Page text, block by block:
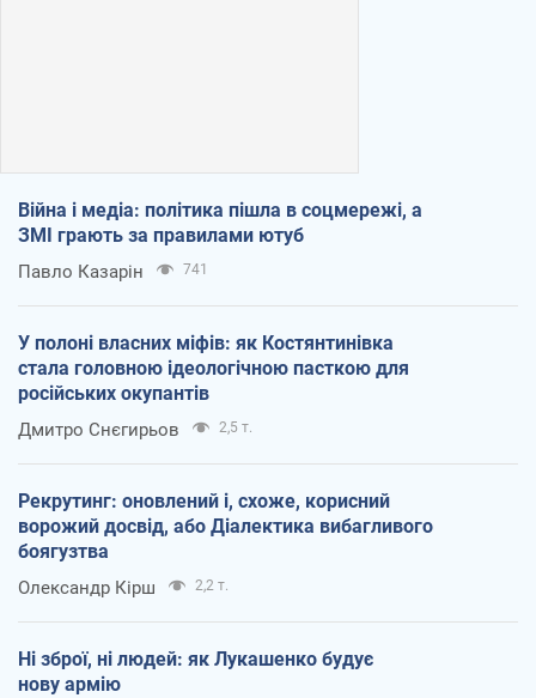
Війна і медіа: політика пішла в соцмережі, а
ЗМІ грають за правилами ютуб
Павло Казарін 741
У полоні власних міфів: як Костянтинівка
стала головною ідеологічною пасткою для
російських окупантів
Дмитро Снєгирьов 2,5 т.
Рекрутинг: оновлений і, схоже, корисний
ворожий досвід, або Діалектика вибагливого
боягузтва
Олександр Кірш 2,2 т.
Ні зброї, ні людей: як Лукашенко будує
нову армію